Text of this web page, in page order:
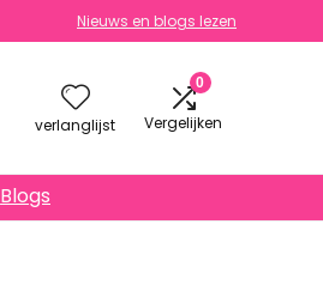
Nieuws en blogs lezen
verlanglijst
0
Vergelijken
Blogs